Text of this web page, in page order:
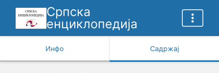
Српска
енциклопедија
Инфо Садржај